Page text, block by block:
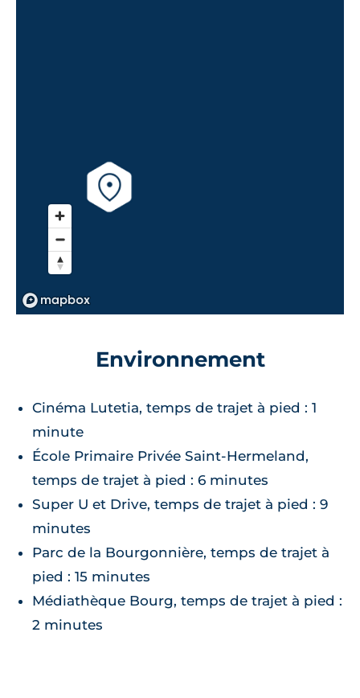
Environnement
Cinéma Lutetia, temps de trajet à pied : 1
minute
École Primaire Privée Saint-Hermeland,
temps de trajet à pied : 6 minutes
Super U et Drive, temps de trajet à pied : 9
minutes
Parc de la Bourgonnière, temps de trajet à
pied : 15 minutes
Médiathèque Bourg, temps de trajet à pied :
2 minutes